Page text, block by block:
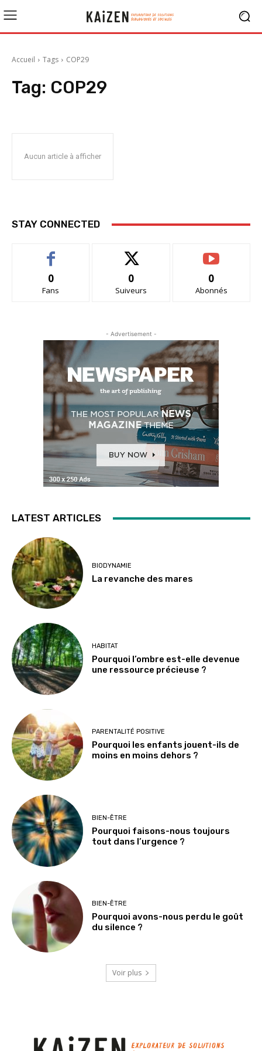
Accueil Tags COP29
Tag: COP29
Aucun article à afficher
STAY CONNECTED
0
Fans
0
Suiveurs
0
Abonnés
- Advertisement -
LATEST ARTICLES
BIODYNAMIE
La revanche des mares
HABITAT
Pourquoi l’ombre est-elle devenue
une ressource précieuse ?
PARENTALITÉ POSITIVE
Pourquoi les enfants jouent-ils de
moins en moins dehors ?
BIEN-ÊTRE
Pourquoi faisons-nous toujours
tout dans l’urgence ?
BIEN-ÊTRE
Pourquoi avons-nous perdu le goût
du silence ?
Voir plus